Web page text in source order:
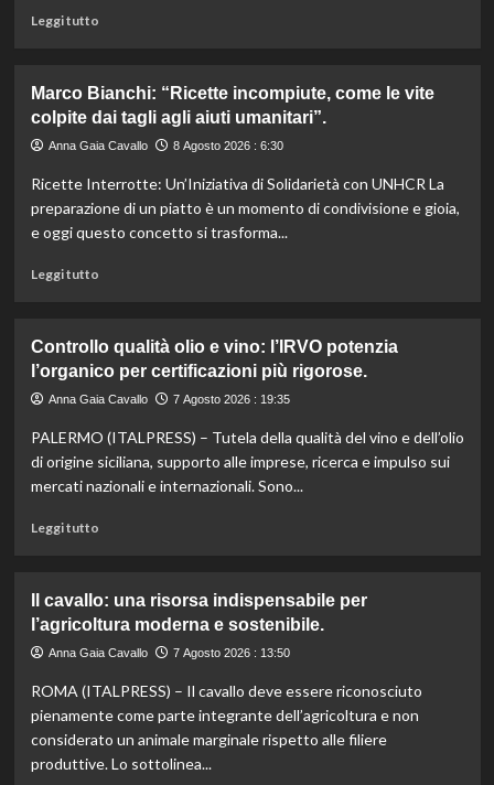
Leggi tuttoLeggi
Emilia-
Romagna
investe
milioni
per
valorizzare
Marco Bianchi: “Ricette incompiute, come le vite
colpite dai tagli agli aiuti umanitari”.
Anna Gaia Cavallo 8 Agosto 2026 : 6:30
Ricette Interrotte: Un’Iniziativa di Solidarietà con UNHCR La
preparazione di un piatto è un momento di condivisione e gioia,
e oggi questo concetto si trasforma...
Leggi tuttoLeggi
Marco
Bianchi:
“Ricette
come
le
vite
umanitari”.
Controllo qualità olio e vino: l’IRVO potenzia
l’organico per certificazioni più rigorose.
Anna Gaia Cavallo 7 Agosto 2026 : 19:35
PALERMO (ITALPRESS) – Tutela della qualità del vino e dell’olio
di origine siciliana, supporto alle imprese, ricerca e impulso sui
mercati nazionali e internazionali. Sono...
Leggi tuttoLeggi
Controllo
qualità
olio
vino:
l’IRVO
potenzia
per
Il cavallo: una risorsa indispensabile per
l’agricoltura moderna e sostenibile.
Anna Gaia Cavallo 7 Agosto 2026 : 13:50
ROMA (ITALPRESS) – Il cavallo deve essere riconosciuto
pienamente come parte integrante dell’agricoltura e non
considerato un animale marginale rispetto alle filiere
produttive. Lo sottolinea...